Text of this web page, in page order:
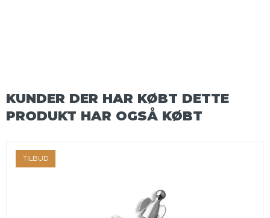
KUNDER DER HAR KØBT DETTE
PRODUKT HAR OGSÅ KØBT
TILBUD